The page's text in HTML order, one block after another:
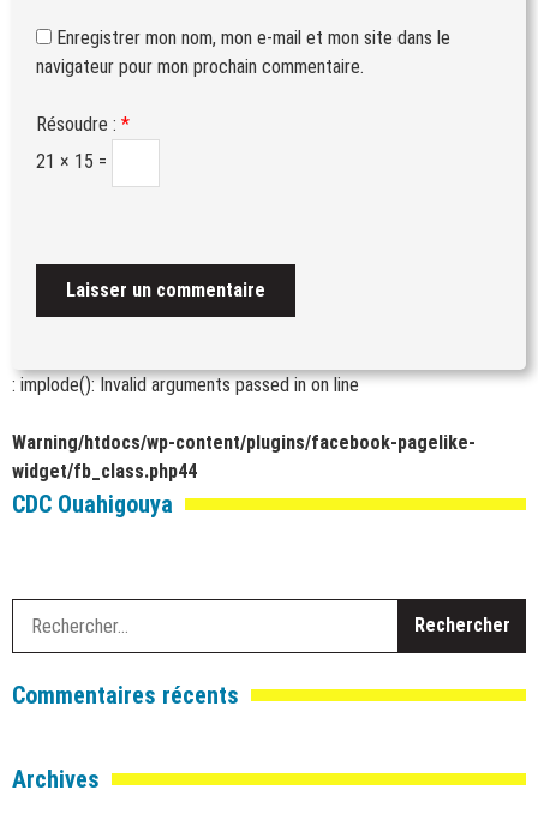
Enregistrer mon nom, mon e-mail et mon site dans le
navigateur pour mon prochain commentaire.
Résoudre : *
21 × 15 =
: implode(): Invalid arguments passed inon line
Warning/htdocs/wp-content/plugins/facebook-pagelike-
widget/fb_class.php44
CDC Ouahigouya
Commentaires récents
Archives